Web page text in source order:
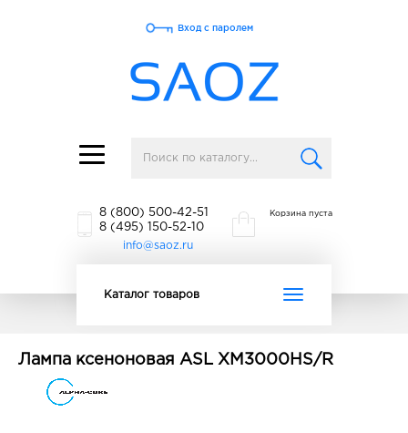
Toggle
navigation
Вход с паролем
8 (800) 500-42-51
8 (495) 150-52-10
info@saoz.ru
Корзина пуста
Toggle
Каталог товаров
Лампа ксеноновая ASL XM3000HS/R